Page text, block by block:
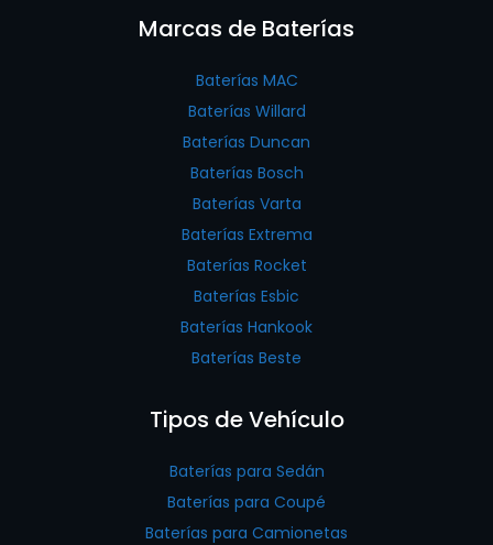
Marcas de Baterías
Baterías MAC
Baterías Willard
Baterías Duncan
Baterías Bosch
Baterías Varta
Baterías Extrema
Baterías Rocket
Baterías Esbic
Baterías Hankook
Baterías Beste
Tipos de Vehículo
Baterías para Sedán
Baterías para Coupé
Baterías para Camionetas